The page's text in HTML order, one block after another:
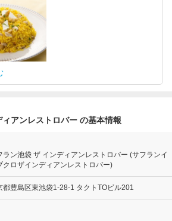
アンレストロバー の基本情報
ラン池袋 ザ インディアンレストロバー (サフランイ
クロザインディアンレストロバー)
都豊島区東池袋1-28-1 タクトTOビル201